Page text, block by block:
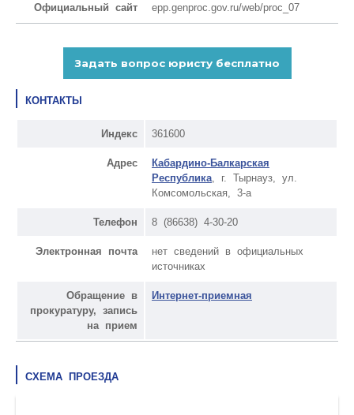
Официальный сайт epp.genproc.gov.ru/web/proc_07
КОНТАКТЫ
Индекс 361600
Адрес
Кабардино-Балкарская
Республика , г. Тырнауз, ул.
Комсомольская, 3-а
Телефон 8 (86638) 4-30-20
Электронная почта
нет сведений в официальных
источниках
Обращение в
прокуратуру, запись
на прием
Интернет-приемная
СХЕМА ПРОЕЗДА